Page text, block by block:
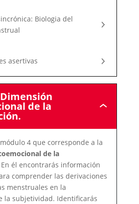
Biologia del
asertivas
de la
Módulo
de
4 que corresponde a la
de la
él encontrarás información
comprender las derivaciones
menstruales en la
la subjetividad. Identificarás